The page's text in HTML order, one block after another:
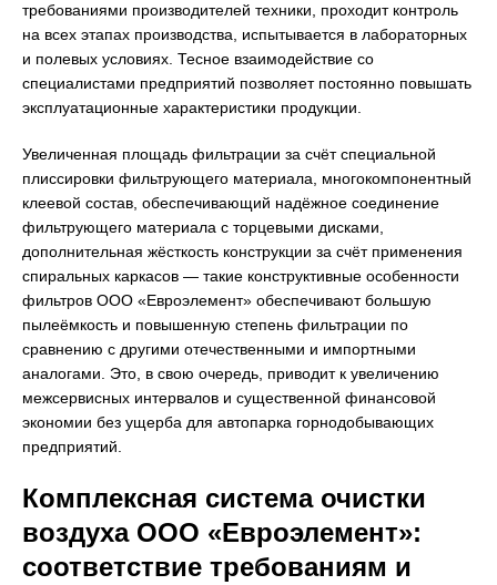
требованиями производителей техники, проходит контроль
на всех этапах производства, испытывается в лабораторных
и полевых условиях. Тесное взаимодействие со
специалистами предприятий позволяет постоянно повышать
эксплуатационные характеристики продукции.
Увеличенная площадь фильтрации за счёт специальной
плиссировки фильтрующего материала, многокомпонентный
клеевой состав, обеспечивающий надёжное соединение
фильтрующего материала с торцевыми дисками,
дополнительная жёсткость конструкции за счёт применения
спиральных каркасов — такие конструктивные особенности
фильтров ООО «Евроэлемент» обеспечивают большую
пылеёмкость и повышенную степень фильтрации по
сравнению с другими отечественными и импортными
аналогами. Это, в свою очередь, приводит к увеличению
межсервисных интервалов и существенной финансовой
экономии без ущерба для автопарка горнодобывающих
предприятий.
Комплексная система очистки
воздуха ООО «Евроэлемент»:
соответствие требованиям и